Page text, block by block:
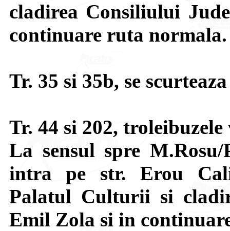
cladirea Consiliului
continuare ruta normala.
Tr. 35 si 35b, se
Tr. 44 si 202,
La sensul spre
intra pe str. Erou
Palatul Culturii si
Emil Zola si in